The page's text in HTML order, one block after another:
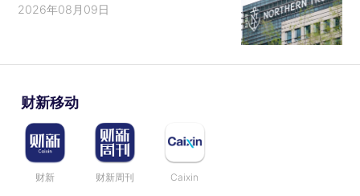
2026年08月09日
财新移动
财新 财新周刊 Caixin